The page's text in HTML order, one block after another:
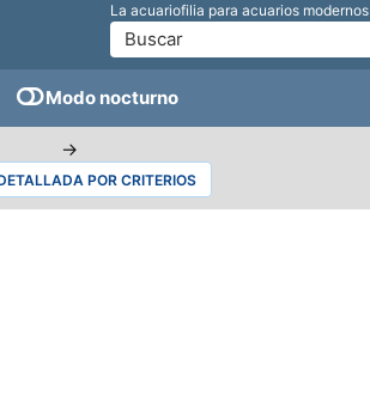
La acuariofilia para acuarios modernos
Modo nocturno
→
POR CRITERIOS